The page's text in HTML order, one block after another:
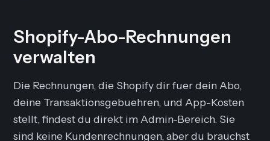
Shopify-Abo-Rechnungen
verwalten
Die Rechnungen, die Shopify dir fuer dein Abo,
deine Transaktionsgebuehren, und App-Kosten
stellt, findest du direkt im Admin-Bereich. Sie
sind keine Kundenrechnungen, aber du brauchst